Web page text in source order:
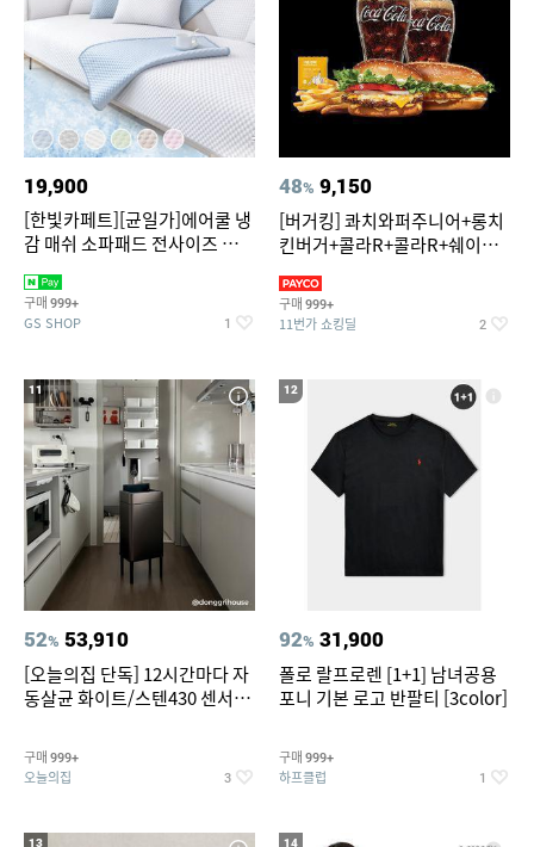
19,900
[한빛카페트][균일가]에어쿨 냉
감 매쉬 소파패드 전사이즈 균일
구매 999+
GS SHOP 1
48% 9,150
[버거킹] 콰치와퍼주니어+롱치
킨버거+콜라R+콜라R+쉐이킹
구매 999+
11번가 쇼킹딜 2
11
52% 53,910
[오늘의집 단독] 12시간마다 자
동살균 화이트/스텐430 센서휴
구매 999+
오늘의집 3
12
92% 31,900
폴로 랄프로렌 [1+1] 남녀공용
포니 기본 로고 반팔티 [3color]
구매 999+
하프클럽 1
13 14